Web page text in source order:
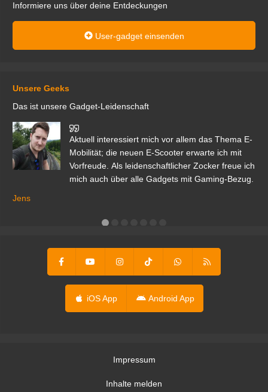
Informiere uns über deine Entdeckungen
User-gadget einsenden
Unsere Geeks
Das ist unsere Gadget-Leidenschaft
Aktuell interessiert mich vor allem das Thema E-
Mobilität; die neuen E-Scooter erwarte ich mit
Vorfreude. Als leidenschaftlicher Zocker freue ich
mich auch über alle Gadgets mit Gaming-Bezug.
Jens
iOS App Android App
Impressum
Inhalte melden